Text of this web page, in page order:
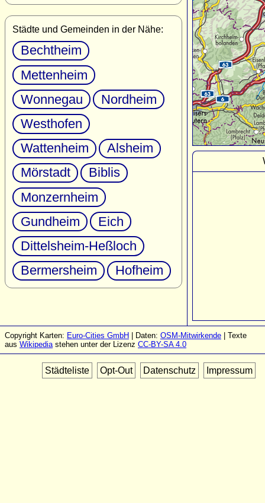
Städte und Gemeinden in der Nähe:
Bechtheim
Mettenheim
Wonnegau
Nordheim
Westhofen
Wattenheim
Alsheim
Mörstadt
Biblis
Monzernheim
Gundheim
Eich
Dittelsheim-Heßloch
Bermersheim
Hofheim
Copyright Karten: Euro-Cities GmbH | Daten: OSM-Mitwirkende | Texte
aus Wikipediastehen unter der Lizenz CC-BY-SA 4.0
Städteliste Opt-Out Datenschutz Impressum